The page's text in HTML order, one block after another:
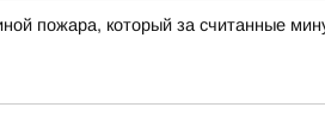
пожара, который за считанные